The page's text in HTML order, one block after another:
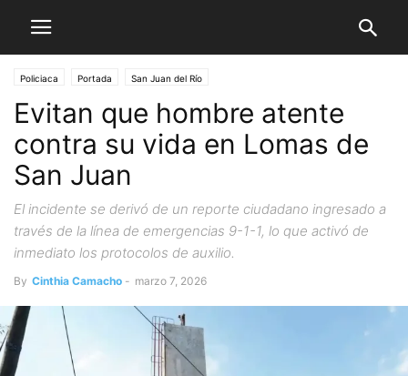
Policiaca Portada San Juan del Río
Evitan que hombre atente
contra su vida en Lomas de
San Juan
El incidente se derivó de un reporte ciudadano ingresado a
través de la línea de emergencias 9-1-1, lo que activó de
inmediato los protocolos de auxilio.
By Cinthia Camacho - marzo 7, 2026